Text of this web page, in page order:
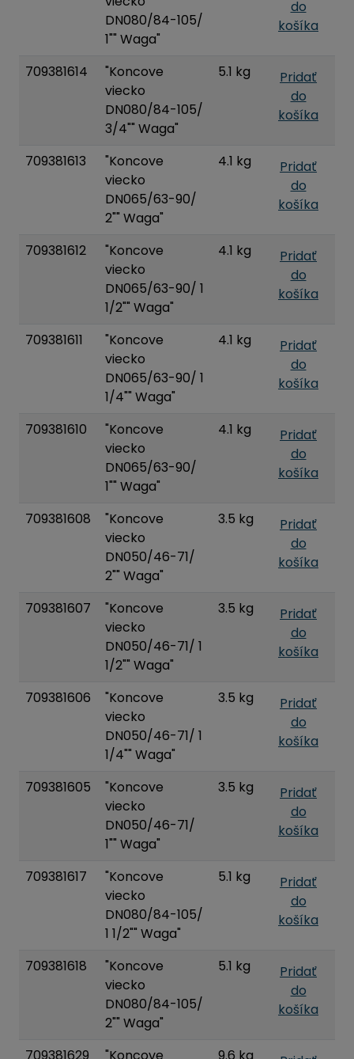
DN080/84-105/
1"" Waga"
do
košíka
709381614
"Koncove
viecko
DN080/84-105/
3/4"" Waga"
5.1 kg
Pridať
do
košíka
709381613
"Koncove
viecko
DN065/63-90/
2"" Waga"
4.1 kg
Pridať
do
košíka
709381612
"Koncove
viecko
DN065/63-90/ 1
1/2"" Waga"
4.1 kg
Pridať
do
košíka
709381611
"Koncove
viecko
DN065/63-90/ 1
1/4"" Waga"
4.1 kg
Pridať
do
košíka
709381610
"Koncove
viecko
DN065/63-90/
1"" Waga"
4.1 kg
Pridať
do
košíka
709381608
"Koncove
viecko
DN050/46-71/
2"" Waga"
3.5 kg
Pridať
do
košíka
709381607
"Koncove
viecko
DN050/46-71/ 1
1/2"" Waga"
3.5 kg
Pridať
do
košíka
709381606
"Koncove
viecko
DN050/46-71/ 1
1/4"" Waga"
3.5 kg
Pridať
do
košíka
709381605
"Koncove
viecko
DN050/46-71/
1"" Waga"
3.5 kg
Pridať
do
košíka
709381617
"Koncove
viecko
DN080/84-105/
1 1/2"" Waga"
5.1 kg
Pridať
do
košíka
709381618
"Koncove
viecko
DN080/84-105/
2"" Waga"
5.1 kg
Pridať
do
košíka